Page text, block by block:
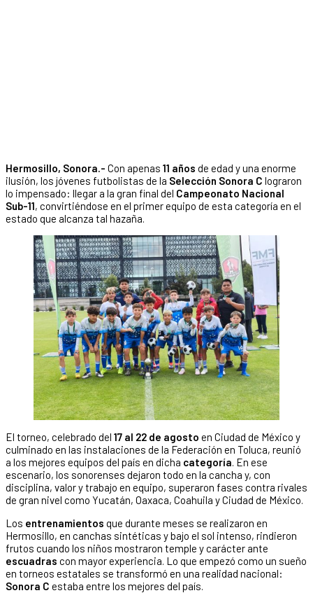
Hermosillo, Sonora.- Con apenas 11 años de edad y una enorme
ilusión, los jóvenes futbolistas de la Selección Sonora C lograron
lo impensado: llegar a la gran final del Campeonato Nacional
Sub-11, convirtiéndose en el primer equipo de esta categoría en el
estado que alcanza tal hazaña.
El torneo, celebrado del 17 al 22 de agosto en Ciudad de México y
culminado en las instalaciones de la Federación en Toluca, reunió
a los mejores equipos del país en dicha categoría. En ese
escenario, los sonorenses dejaron todo en la cancha y, con
disciplina, valor y trabajo en equipo, superaron fases contra rivales
de gran nivel como Yucatán, Oaxaca, Coahuila y Ciudad de México.
Los entrenamientos que durante meses se realizaron en
Hermosillo, en canchas sintéticas y bajo el sol intenso, rindieron
frutos cuando los niños mostraron temple y carácter ante
escuadras con mayor experiencia. Lo que empezó como un sueño
en torneos estatales se transformó en una realidad nacional:
Sonora C estaba entre los mejores del país.